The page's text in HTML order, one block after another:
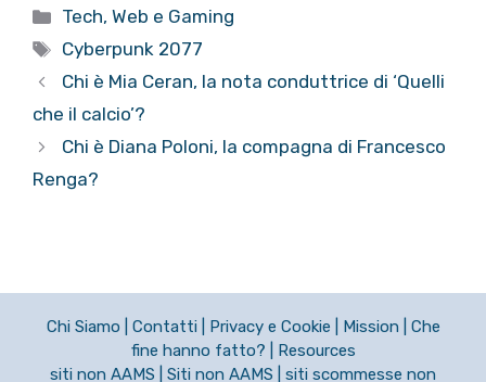
Categorie
Tech, Web e Gaming
Tag
Cyberpunk 2077
Chi è Mia Ceran, la nota conduttrice di ‘Quelli
che il calcio’?
Chi è Diana Poloni, la compagna di Francesco
Renga?
Chi Siamo Contatti Privacy e Cookie Mission
Che
fine hanno fatto?
Resources
siti non AAMS
Siti non AAMS siti scommesse non